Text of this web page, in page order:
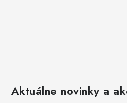
Aktuálne novinky a